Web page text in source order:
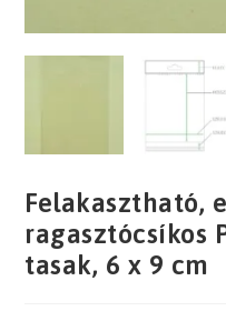
Felakasztható,
ragasztócsíkos
tasak, 6 x 9 cm